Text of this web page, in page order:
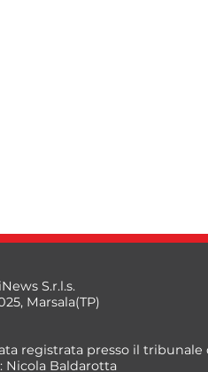
S.r.l.s.
Marsala(TP)
registrata presso il tribunale
Nicola Baldarotta